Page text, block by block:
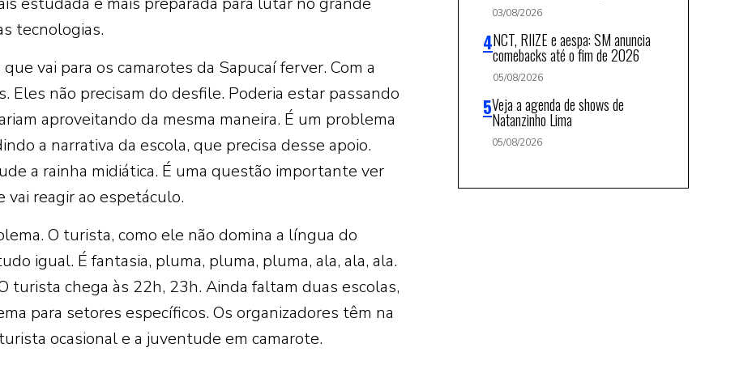
tecnologias.
vai para os camarotes da Sapucaí ferver. Com a
Eles não precisam do desfile. Poderia estar passando
aproveitando da mesma maneira. É um problema
a narrativa da escola, que precisa desse apoio.
a rainha midiática. É uma questão importante ver
vai reagir ao espetáculo.
O turista, como ele não domina a língua do
igual. É fantasia, pluma, pluma, pluma, ala, ala, ala.
turista chega às 22h, 23h. Ainda faltam duas escolas,
para setores específicos. Os organizadores têm na
ocasional e a juventude em camarote.
03/08/2026
NCT, RIIZE e aespa: SM anuncia
comebacks até o fim de 2026
05/08/2026
Veja a agenda de shows de
Natanzinho Lima
05/08/2026